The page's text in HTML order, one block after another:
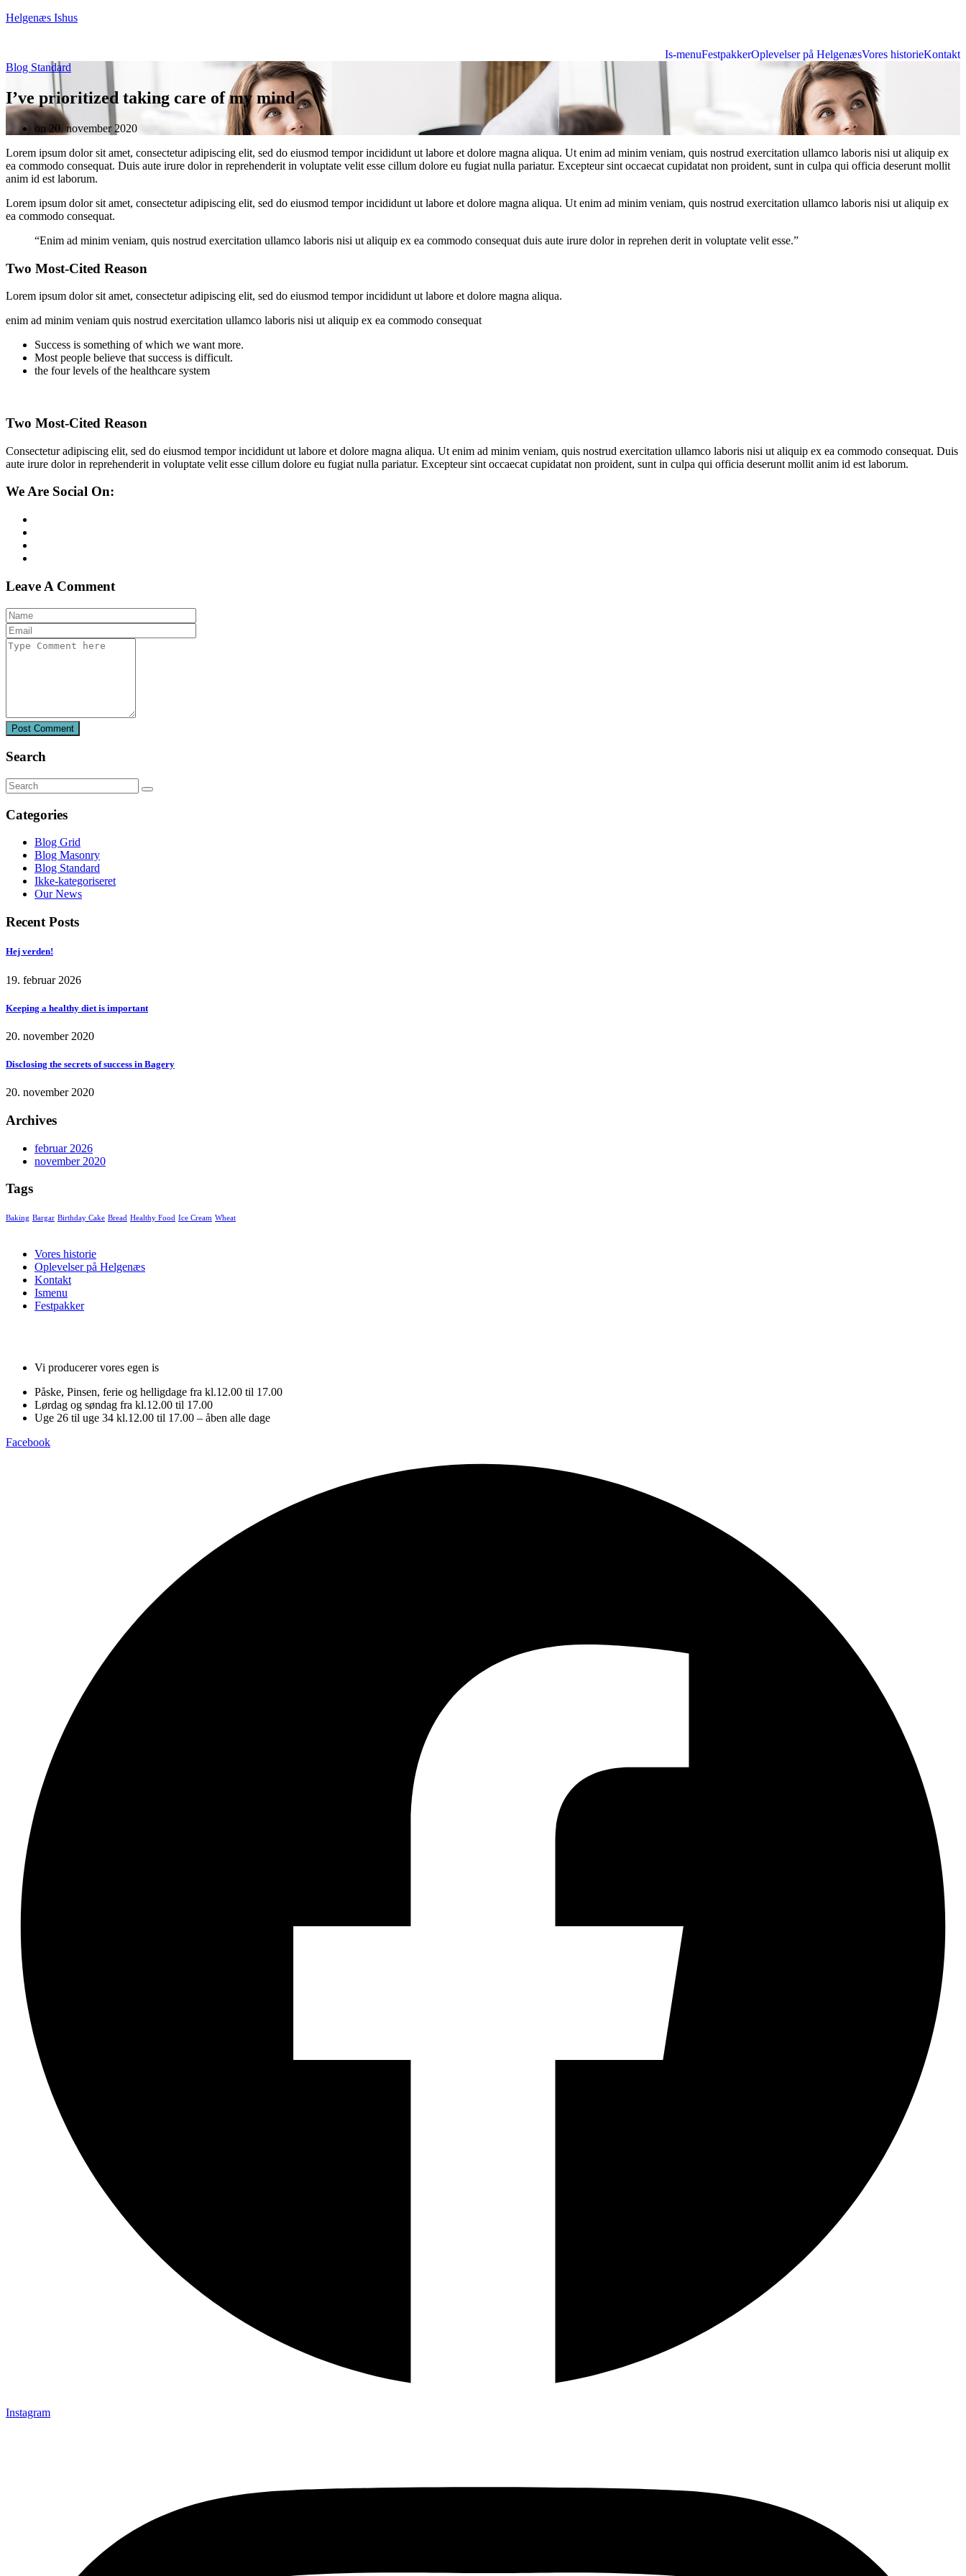
Helgenæs Ishus
Is-menuFestpakkerOplevelser på HelgenæsVores historieKontakt
Blog Standard
I’ve prioritized taking care of my mind
on 20. november 2020
Lorem ipsum dolor sit amet, consectetur adipiscing elit, sed do eiusmod tempor incididunt ut labore et dolore magna aliqua. Ut enim ad minim veniam, quis nostrud exercitation ullamco laboris nisi ut aliquip ex
ea commodo consequat. Duis aute irure dolor in reprehenderit in voluptate velit esse cillum dolore eu fugiat nulla pariatur. Excepteur sint occaecat cupidatat non proident, sunt in culpa qui officia deserunt mollit
anim id est laborum.
Lorem ipsum dolor sit amet, consectetur adipiscing elit, sed do eiusmod tempor incididunt ut labore et dolore magna aliqua. Ut enim ad minim veniam, quis nostrud exercitation ullamco laboris nisi ut aliquip ex
ea commodo consequat.
“Enim ad minim veniam, quis nostrud exercitation ullamco laboris nisi ut aliquip ex ea commodo consequat duis aute irure dolor in reprehen derit in voluptate velit esse.”
Two Most-Cited Reason
Lorem ipsum dolor sit amet, consectetur adipiscing elit, sed do eiusmod tempor incididunt ut labore et dolore magna aliqua.
enim ad minim veniam quis nostrud exercitation ullamco laboris nisi ut aliquip ex ea commodo consequat
Success is something of which we want more.
Most people believe that success is difficult.
the four levels of the healthcare system
Two Most-Cited Reason
Consectetur adipiscing elit, sed do eiusmod tempor incididunt ut labore et dolore magna aliqua. Ut enim ad minim veniam, quis nostrud exercitation ullamco laboris nisi ut aliquip ex ea commodo consequat. Duis
aute irure dolor in reprehenderit in voluptate velit esse cillum dolore eu fugiat nulla pariatur. Excepteur sint occaecat cupidatat non proident, sunt in culpa qui officia deserunt mollit anim id est laborum.
We Are Social On:
Leave A Comment
Post Comment
Search
Categories
Blog Grid
Blog Masonry
Blog Standard
Ikke-kategoriseret
Our News
Recent Posts
Hej verden!
19. februar 2026
Keeping a healthy diet is important
20. november 2020
Disclosing the secrets of success in Bagery
20. november 2020
Archives
februar 2026
november 2020
Tags
Baking Bargar Birthday Cake Bread Healthy Food Ice Cream Wheat
Vores historie
Oplevelser på Helgenæs
Kontakt
Ismenu
Festpakker
Vi producerer vores egen is
Påske, Pinsen, ferie og helligdage fra kl.12.00 til 17.00
Lørdag og søndag fra kl.12.00 til 17.00
Uge 26 til uge 34 kl.12.00 til 17.00 – åben alle dage
Facebook
Instagram